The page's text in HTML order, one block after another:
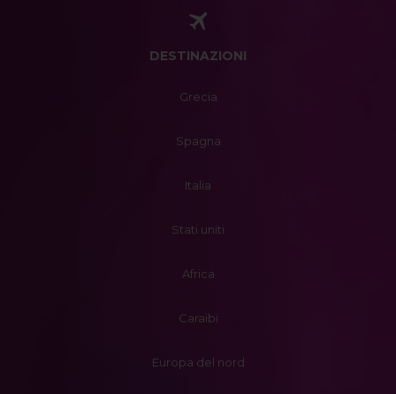
DESTINAZIONI
Grecia
Spagna
Italia
Stati uniti
Africa
Caraibi
Europa del nord